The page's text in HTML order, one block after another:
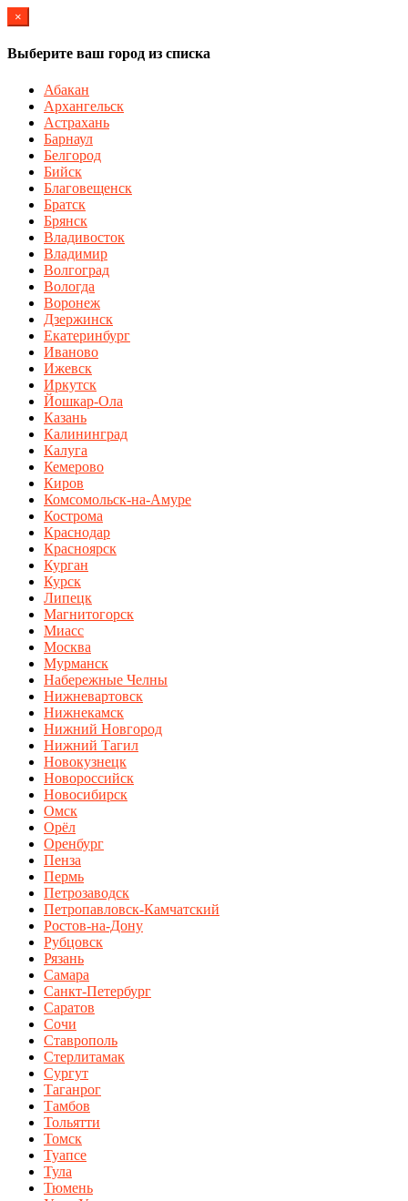
×
Выберите ваш город из списка
Абакан
Архангельск
Астрахань
Барнаул
Белгород
Бийск
Благовещенск
Братск
Брянск
Владивосток
Владимир
Волгоград
Вологда
Воронеж
Дзержинск
Екатеринбург
Иваново
Ижевск
Иркутск
Йошкар-Ола
Казань
Калининград
Калуга
Кемерово
Киров
Комсомольск-на-Амуре
Кострома
Краснодар
Красноярск
Курган
Курск
Липецк
Магнитогорск
Миасс
Москва
Мурманск
Набережные Челны
Нижневартовск
Нижнекамск
Нижний Новгород
Нижний Тагил
Новокузнецк
Новороссийск
Новосибирск
Омск
Орёл
Оренбург
Пенза
Пермь
Петрозаводск
Петропавловск-Камчатский
Ростов-на-Дону
Рубцовск
Рязань
Самара
Санкт-Петербург
Саратов
Сочи
Ставрополь
Стерлитамак
Сургут
Таганрог
Тамбов
Тольятти
Томск
Туапсе
Тула
Тюмень